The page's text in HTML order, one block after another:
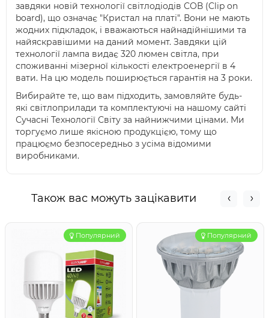
завдяки новій технології світлодіодів СОВ (Clip on
board), що означає "Кристал на платі". Вони не мають
жодних підкладок, і вважаються найнадійнішими та
найяскравішими на даний момент. Завдяки цій
технології лампа видає 320 люмен світла, при
споживанні мізерної кількості електроенергії в 4
вати. На цю модель поширюється гарантія на 3 роки.
Вибирайте те, що вам підходить, замовляйте будь-
які світлоприлади та комплектуючі на нашому сайті
Сучасні Технології Світу за найнижчими цінами. Ми
торгуємо лише якісною продукцією, тому що
працюємо безпосередньо з усіма відомими
виробниками.
Також вас можуть зацікавити
Популярний Популярний